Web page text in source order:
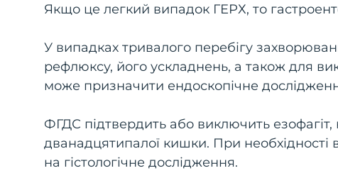
Якщо це легкий випадок ГЕРХ, то
У випадках тривалого перебігу
рефлюксу, його ускладнень, а також для
може призначити ендоскопічне
ФГДС підтвердить або виключить езофагіт,
дванадцятипалої кишки. При необхідності
на гістологічне дослідження.